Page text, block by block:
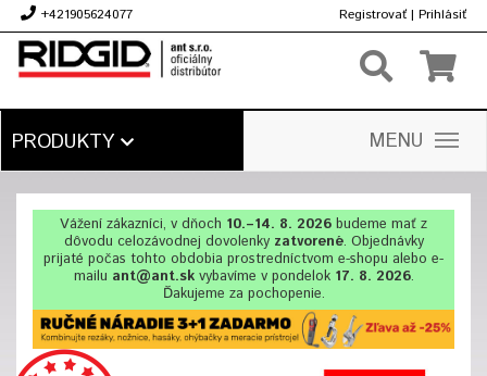
+421905624077 Registrovať | Prihlásiť
PRODUKTY MENU
Vážení zákazníci, v dňoch 10.–14. 8. 2026 budeme mať z
dôvodu celozávodnej dovolenkyzatvorené. Objednávky
prijaté počas tohto obdobia prostredníctvom e-shopu alebo e-
mailu ant@ant.skvybavíme v pondelok 17. 8. 2026.
Ďakujeme za pochopenie.